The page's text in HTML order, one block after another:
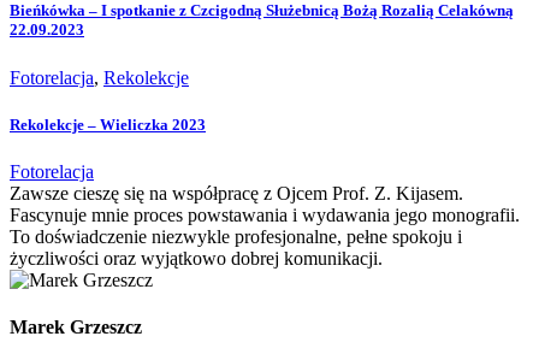
Bieńkówka – I spotkanie z Czcigodną Służebnicą Bożą Rozalią Celakówną
22.09.2023
Fotorelacja, Rekolekcje
Rekolekcje – Wieliczka 2023
Fotorelacja
Zawsze cieszę się na współpracę z Ojcem Prof. Z. Kijasem.
Fascynuje mnie proces powstawania i wydawania jego monografii.
To doświadczenie niezwykle profesjonalne, pełne spokoju i
życzliwości oraz wyjątkowo dobrej komunikacji.
Marek Grzeszcz